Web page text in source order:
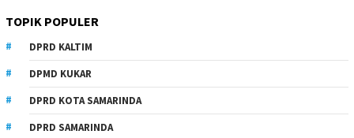
TOPIK POPULER
DPRD KALTIM
DPMD KUKAR
DPRD KOTA SAMARINDA
DPRD SAMARINDA